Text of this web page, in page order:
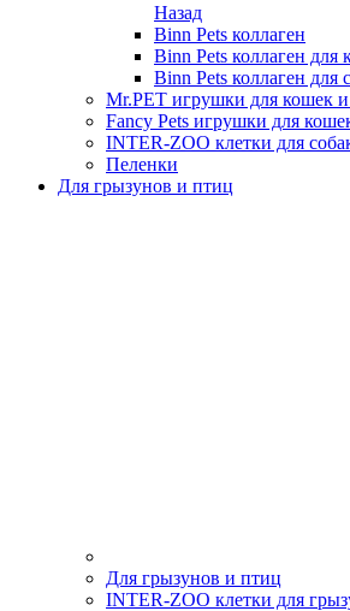
Назад
Binn Pets коллаген
Binn Pets коллаген для
Binn Pets коллаген для
Mr.PET игрушки для кошек и
Fancy Pets игрушки для
INTER-ZOO клетки для
Пеленки
Для грызунов и птиц
Для грызунов и птиц
INTER-ZOO клетки для